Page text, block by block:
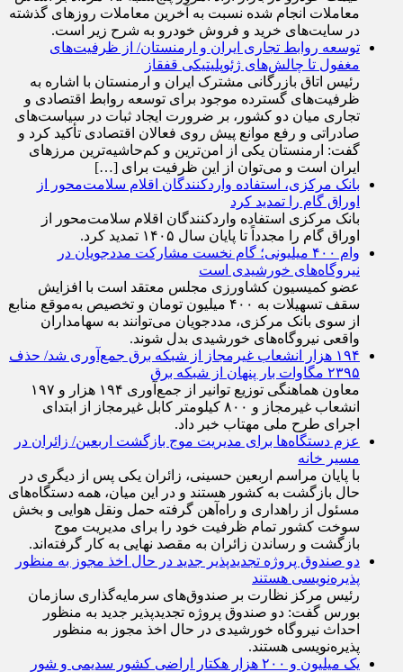
قیمت خودرو در بازار آزاد امروز پنج‌شنبه ۱۵ مرداد بر اساس
معاملات انجام شده نسبت به آخرین معاملات روز‌های گذشته
در سایت‌های خرید و فروش خودرو به شرح زیر است.
توسعه روابط تجاری ایران و ارمنستان/ از ظرفیت‌های
مغفول تا چالش‌های ژئوپلیتیکی قفقاز
رئیس اتاق بازرگانی مشترک ایران و ارمنستان با اشاره به
ظرفیت‌های گسترده موجود برای توسعه روابط اقتصادی و
تجاری میان دو کشور، بر ضرورت ایجاد ثبات در سیاست‌های
صادراتی و رفع موانع پیش روی فعالان اقتصادی تأکید کرد و
گفت: ارمنستان یکی از امن‌ترین و کم‌حاشیه‌ترین مرز‌های
ایران است و می‌توان از این ظرفیت برای […]
بانک مرکزی، استفاده واردکنندگان اقلام سلامت‌محور از
اوراق گام را تمدید کرد
بانک مرکزی استفاده واردکنندگان اقلام سلامت‌محور از
اوراق گام را مجدداً تا پایان سال ۱۴۰۵ تمدید کرد.
وام ۴۰۰ میلیونی؛ گام نخست مشارکت مددجویان در
نیروگاه‌های خورشیدی است
عضو کمیسیون کشاورزی مجلس معتقد است با افزایش
سقف تسهیلات به ۴۰۰ میلیون تومان و تخصیص به‌موقع منابع
از سوی بانک مرکزی، مددجویان می‌توانند به سهامداران
واقعی نیروگاه‌های خورشیدی بدل شوند.
۱۹۴ هزار انشعاب غیرمجاز از شبکه برق جمع‌آوری شد/ حذف
۲۳۹۵ مگاوات بار پنهان از شبکه برق
معاون هماهنگی توزیع توانیر از جمع‌آوری ۱۹۴ هزار و ۱۹۷
انشعاب غیرمجاز و ۸۰۰ کیلومتر کابل غیرمجاز از ابتدای
اجرای طرح ملی مهتاب خبر داد.
عزم دستگاه‌ها برای مدیریت موج بازگشت اربعین/ زائران در
مسیر خانه
با پایان مراسم اربعین حسینی، زائران یکی پس از دیگری در
حال بازگشت به کشور هستند و در این میان، همه دستگاه‌های
مسئول از راهداری و راه‌آهن گرفته حمل ونقل هوایی و بخش
سوخت کشور تمام ظرفیت خود را برای مدیریت موج
بازگشت و رساندن زائران به مقصد نهایی به کار گرفته‌اند.
دو صندوق پروژه تجدیدپذیر جدید در حال اخذ مجوز به منظور
پذیره‌نویسی هستند
رئیس مرکز نظارت بر صندوق‌های سرمایه‌گذاری سازمان
بورس گفت: دو صندوق پروژه تجدیدپذیر جدید به منظور
احداث نیروگاه خورشیدی در حال اخذ مجوز به منظور
پذیره‌نویسی هستند.